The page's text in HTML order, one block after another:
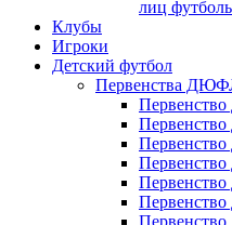
лиц
Клубы
Игроки
Детский футбол
Первенства